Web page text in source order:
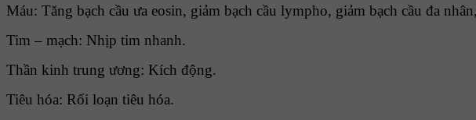
Máu: Tăng bạch cầu ưa eosin, giảm bạch cầu lympho, giảm bạch cầu đa
Tim – mạch: Nhịp tim nhanh.
Thần kinh trung ương: Kích động.
Tiêu hóa: Rối loạn tiêu hóa.